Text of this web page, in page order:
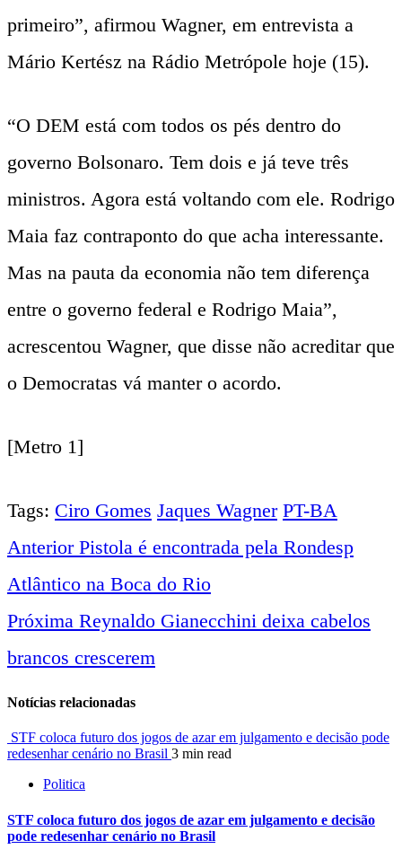
primeiro”, afirmou Wagner, em entrevista a
Mário Kertész na Rádio Metrópole hoje (15).
“O DEM está com todos os pés dentro do
governo Bolsonaro. Tem dois e já teve três
ministros. Agora está voltando com ele. Rodrigo
Maia faz contraponto do que acha interessante.
Mas na pauta da economia não tem diferença
entre o governo federal e Rodrigo Maia”,
acrescentou Wagner, que disse não acreditar que
o Democratas vá manter o acordo.
[Metro 1]
Tags: Ciro Gomes Jaques Wagner PT-BA
Navegação
entre
notícias
AnteriorPistola é encontrada pela Rondesp
Atlântico na Boca do Rio
Próxima Reynaldo Gianecchini deixa cabelos
brancos crescerem
Notícias relacionadas
STF coloca futuro dos jogos de azar em julgamento e decisão pode
redesenhar cenário no Brasil 3 min read
Politica
STF coloca futuro dos jogos de azar em julgamento e decisão
pode redesenhar cenário no Brasil